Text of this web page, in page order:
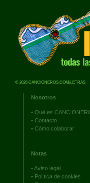
© 2026 CANCIONEROS.COM/LETRAS
Nosotros
• Qué es
• Contacto
• Cómo colaborar
Notas
•Aviso legal
• Política de cookies